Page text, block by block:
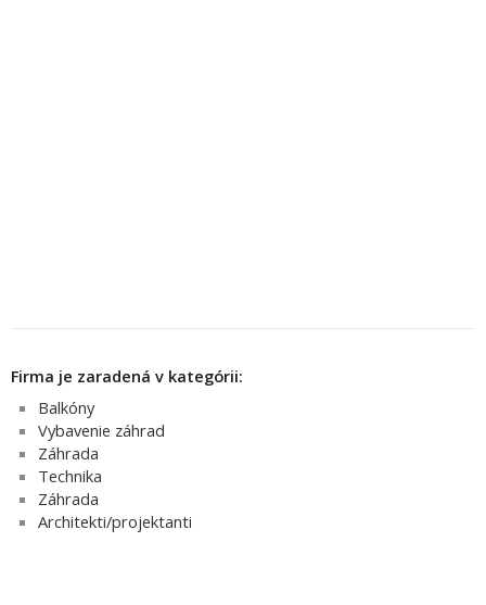
Firma je zaradená v kategórii:
Balkóny
Vybavenie záhrad
Záhrada
Technika
Záhrada
Architekti/projektanti